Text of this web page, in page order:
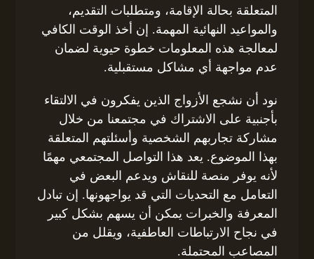
المتعلقة بحالة الإقامة، ومتطلبات التقديم،
والمواعيد النهائية المهمة. إن أخذ الوقت الكافي
لمعالجة هذه المعلومات خطوة حيوية لضمان
عدم مواجهة أي مشاكل مستقبلية.
نود أن نشجع الأزواج الذين يفكرون في الالتقاء
بأجنبية على الاشتراك في مجتمعنا من خلال
مشاركة تجاربهم الشخصية وأسئلتهم المتعلقة
بهذا الموضوع. يعد هذا التواصل المجتمعي مهمًا
لأنه يوفر منصة للنقاش ويدعم البعض في
التعامل مع التحديات التي قد يواجهونها. إن تبادل
المعرفة والخبرات يمكن أن يسهم بشكل كبير
في نجاح الارتباطات العاطفية، ويقلل من
المصاعب المحتملة.